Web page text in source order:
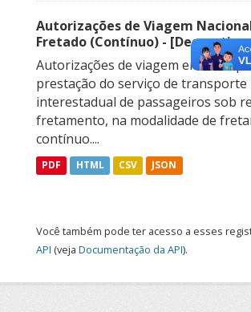
Autorizações de Viagem
Fretado (Contínuo) -
Autorizações de viagem emitidas
prestação do serviço de
interestadual de passageiros sob
fretamento, na modalidade de
contínuo....
PDF HTML CSV JSON
Você também pode ter acesso a esses
API (veja Documentação da API).